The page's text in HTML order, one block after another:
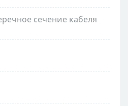
сечение кабеля